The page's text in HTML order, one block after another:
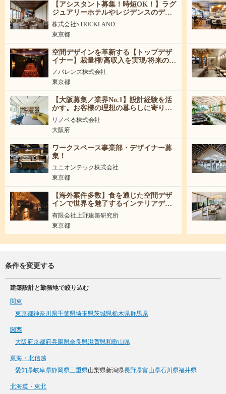
【アシスタント募集！時短OK！】ラグ
ジュアリーホテルやレジデンスのデザ
インを一緒に創りませんか！
株式会社STRICKLAND
東京都
空間デザインを革新する【トップデザ
イナー】裁量権/高収入を実現/将来の事
業責任者候補
ノバレンズ株式会社
東京都
【大阪募集／業界No.1】設計経験を活
かす。お客様の理想の暮らしに寄り添
うリノベーション設計職
リノベる株式会社
大阪府
ワークスペース事業部・デザイナー募
集！
ユニオンテック株式会社
東京都
【海外案件多数】食を通じた空間デザ
インで世界を魅了するインテリアデザ
イナー募集！
有限会社上野建築研究所
東京都
条件を変更する
建築設計と勤務地で絞り込む
関東
東京都神奈川県千葉県埼玉県茨城県栃木県群馬県
関西
大阪府京都府兵庫県奈良県滋賀県和歌山県
東海・北信越
愛知県岐阜県静岡県三重県山梨県新潟県長野県富山県石川県福井県
北海道・東北